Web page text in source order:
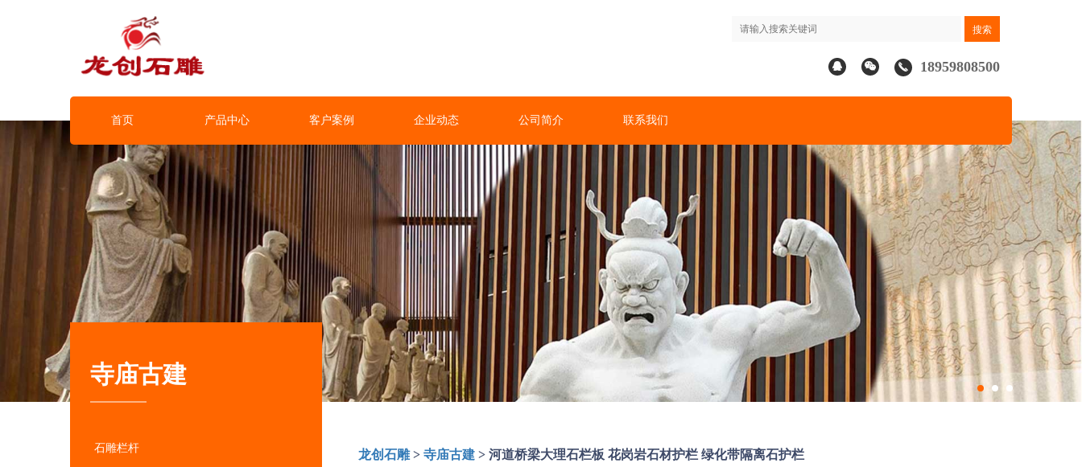
18959808500
首页 产品中心 客户案例 企业动态 公司简介 联系我们
寺庙古建
石雕栏杆 龙创石雕 > 寺庙古建 > 河道桥梁大理石栏板 花岗岩石材护栏 绿化带隔离石护栏